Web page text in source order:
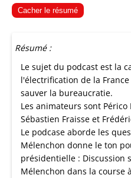
Cacher le résumé
Résumé :
Le sujet du podcast est la
l'électrification de la
sauver la bureaucratie.
Les animateurs sont
Sébastien Fraisse et
Le podcase aborde les
Mélenchon donne le ton
présidentielle : Discussion
Mélenchon dans la course